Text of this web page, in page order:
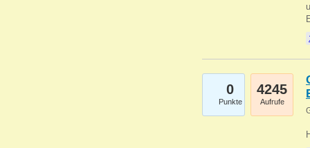
0
Punkte
4245
Aufrufe